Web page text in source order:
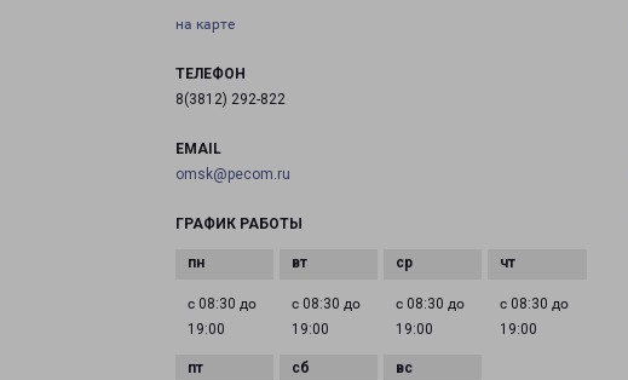
на карте
ТЕЛЕФОН
8(3812) 292-822
EMAIL
omsk@pecom.ru
ГРАФИК РАБОТЫ
с 08:30 до
19:00
с 08:30 до
19:00
с 08:30 до
19:00
с 08:30 до
19:00